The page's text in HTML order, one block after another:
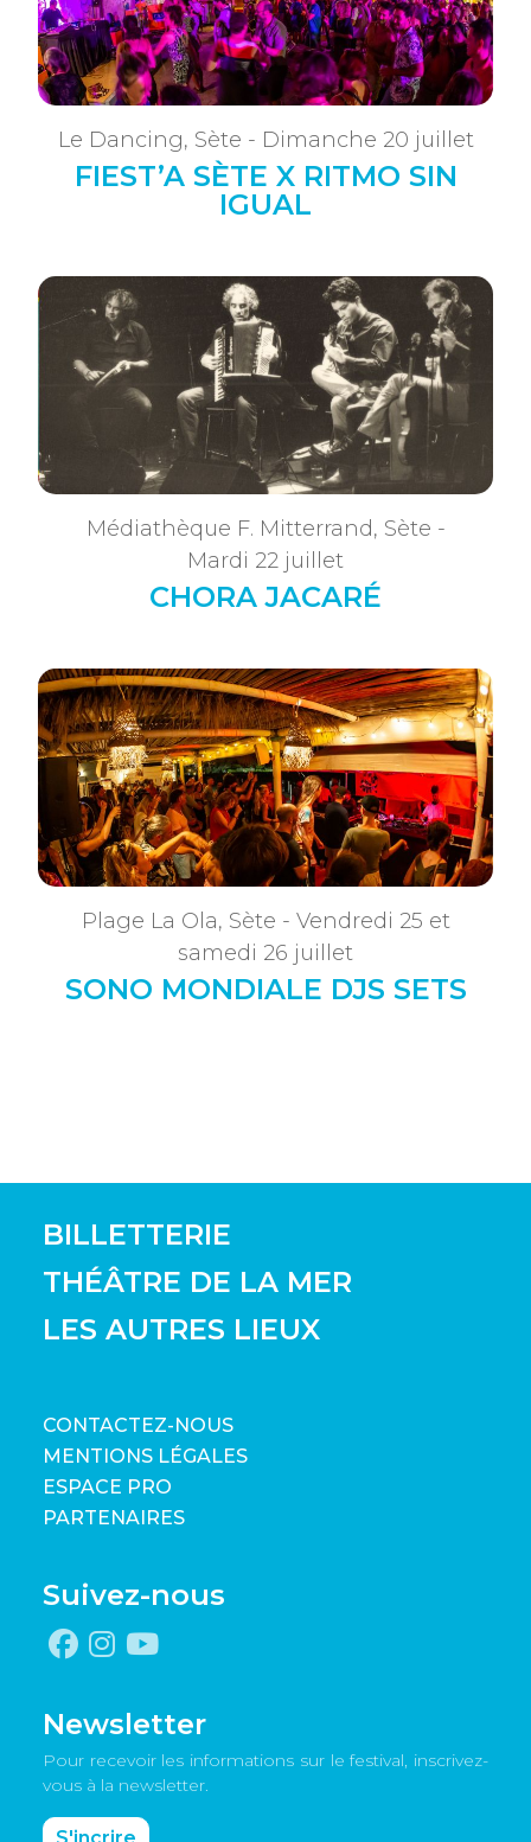
Le Dancing, Sète - Dimanche 20 juillet
FIEST’A SÈTE X RITMO SIN
IGUAL
Médiathèque F. Mitterrand, Sète -
Mardi 22 juillet
CHORA JACARÉ
Plage La Ola, Sète - Vendredi 25 et
samedi 26 juillet
SONO MONDIALE DJS SETS
BILLETTERIE
THÉÂTRE DE LA MER
LES AUTRES LIEUX
CONTACTEZ-NOUS
MENTIONS LÉGALES
ESPACE PRO
PARTENAIRES
Suivez-nous
Newsletter
Pour recevoir les informations sur le festival, inscrivez-
vous à la newsletter.